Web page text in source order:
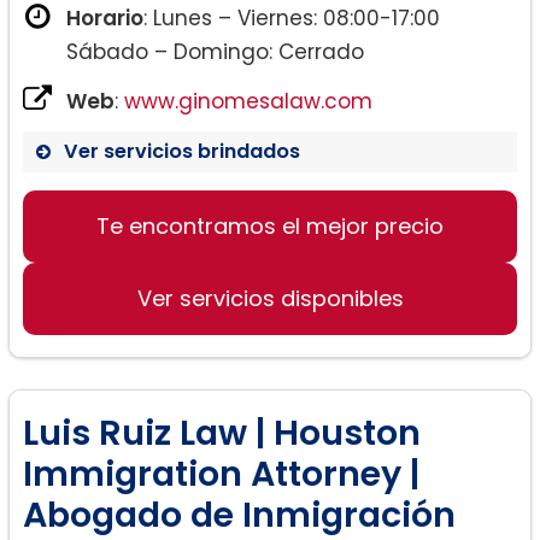
Horario: Lunes – Viernes: 08:00-17:00
Sábado – Domingo: Cerrado
Web: www.ginomesalaw.com
Ver servicios brindados
Te encontramos el mejor precio
Ver servicios disponibles
Luis Ruiz Law | Houston
Immigration Attorney |
Abogado de Inmigración